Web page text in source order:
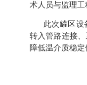
术人员与监理
此次罐区设
转入管路连接
障低温介质稳